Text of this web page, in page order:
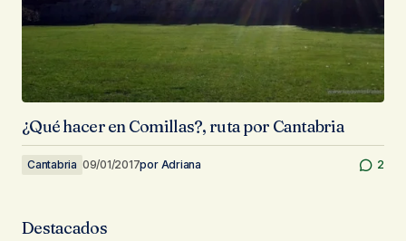
¿Qué hacer en Comillas?, ruta por Cantabria
Cantabria 09/01/2017por Adriana 2
Destacados